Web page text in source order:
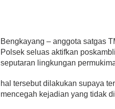
Bengkayang – anggota satgas
Polsek seluas aktifkan
seputaran lingkungan
hal tersebut dilakukan supaya
mencegah kejadian yang tidak